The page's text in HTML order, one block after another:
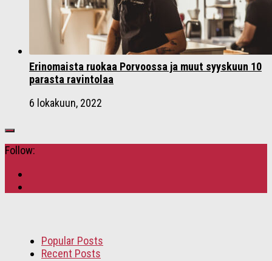
Erinomaista ruokaa Porvoossa ja muut syyskuun 10
parasta ravintolaa
6 lokakuun, 2022
Follow:
Popular Posts
Recent Posts